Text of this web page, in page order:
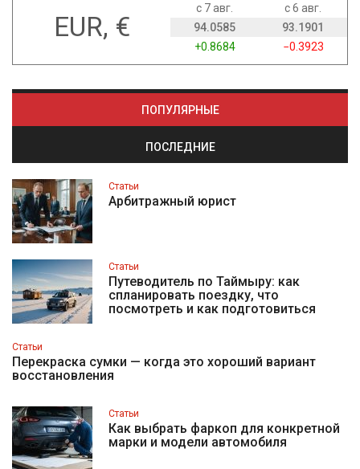
EUR, €
с 7 авг.
с 6 авг.
94.0585
93.1901
+0.8684
−0.3923
ПОПУЛЯРНЫЕ
ПОСЛЕДНИЕ
Статьи
Арбитражный юрист
Статьи
Путеводитель по Таймыру: как
спланировать поездку, что
посмотреть и как подготовиться
Статьи
Перекраска сумки — когда это хороший вариант
восстановления
Статьи
Как выбрать фаркоп для конкретной
марки и модели автомобиля